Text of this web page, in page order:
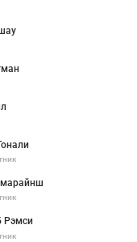
Рэмси